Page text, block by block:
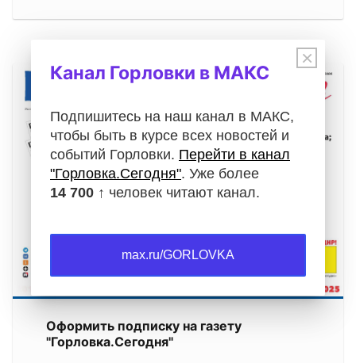
Оформить подписку на газету
"Горловка.Сегодня"
×
Канал Горловки в МАКС
Подпишитесь на наш канал в МАКС,
чтобы быть в курсе всех новостей и
событий Горловки. Перейти в канал
"Горловка.Сегодня". Уже более
14 700 ↑ человек читают канал.
max.ru/GORLOVKA